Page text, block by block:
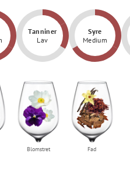
Tanniner
Lav
Syre
Medium
Blomstret Fad